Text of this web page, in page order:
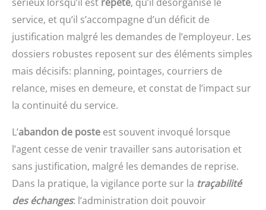
service, et qu’il s’accompagne d’un déficit de
justification malgré les demandes de l’employeur. Les
dossiers robustes reposent sur des éléments simples
mais décisifs: planning, pointages, courriers de
relance, mises en demeure, et constat de l’impact sur
la continuité du service.
L’abandon de poste est souvent invoqué lorsque
l’agent cesse de venir travailler sans autorisation et
sans justification, malgré les demandes de reprise.
Dans la pratique, la vigilance porte sur la traçabilité
des échanges: l’administration doit pouvoir